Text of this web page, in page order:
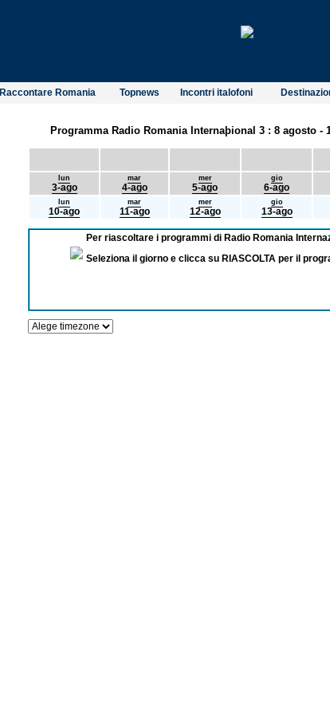
Raccontare Romania Topnews Incontri italofoni
Programma Radio Romania Internaþional 3 : 8 agosto -
lun
3-ago
mar
4-ago
mer
5-ago
gio
6-ago
lun
10-ago
mar
11-ago
mer
12-ago
gio
13-ago
Per riascoltare i programmi di Radio Romania
Seleziona il giorno e clicca su RIASCOLTA per il